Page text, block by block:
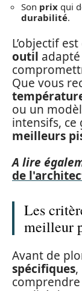
Son prix qui
durabilité.
L’objectif
outil
Que vous
ou un
intensifs, ce
meilleurs
A lire
de
Les
meilleur
Avant de
spécifiques,